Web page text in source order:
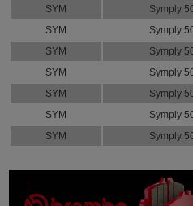
SYM
Symply
SYM
Symply
SYM
Symply
SYM
Symply
SYM
Symply
SYM
Symply
SYM
Symply